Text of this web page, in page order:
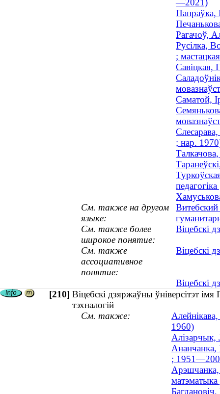
—2021)
Папраўка,
Рагачоў,
Русілка,
;
Савіцкая,
Саматой,
; нар.
См. также на другом
языке:
См. также более
широкое понятие:
Віцебскі
См. также
ассоциативное
понятие:
Віцебскі
Віцебскі
[210] Віцебскі дзяржаўны ўніверсітэт
тэхналогій
См. также:
1960)
Алізарчык,
Ананчанка,
;
Арэшчанка,